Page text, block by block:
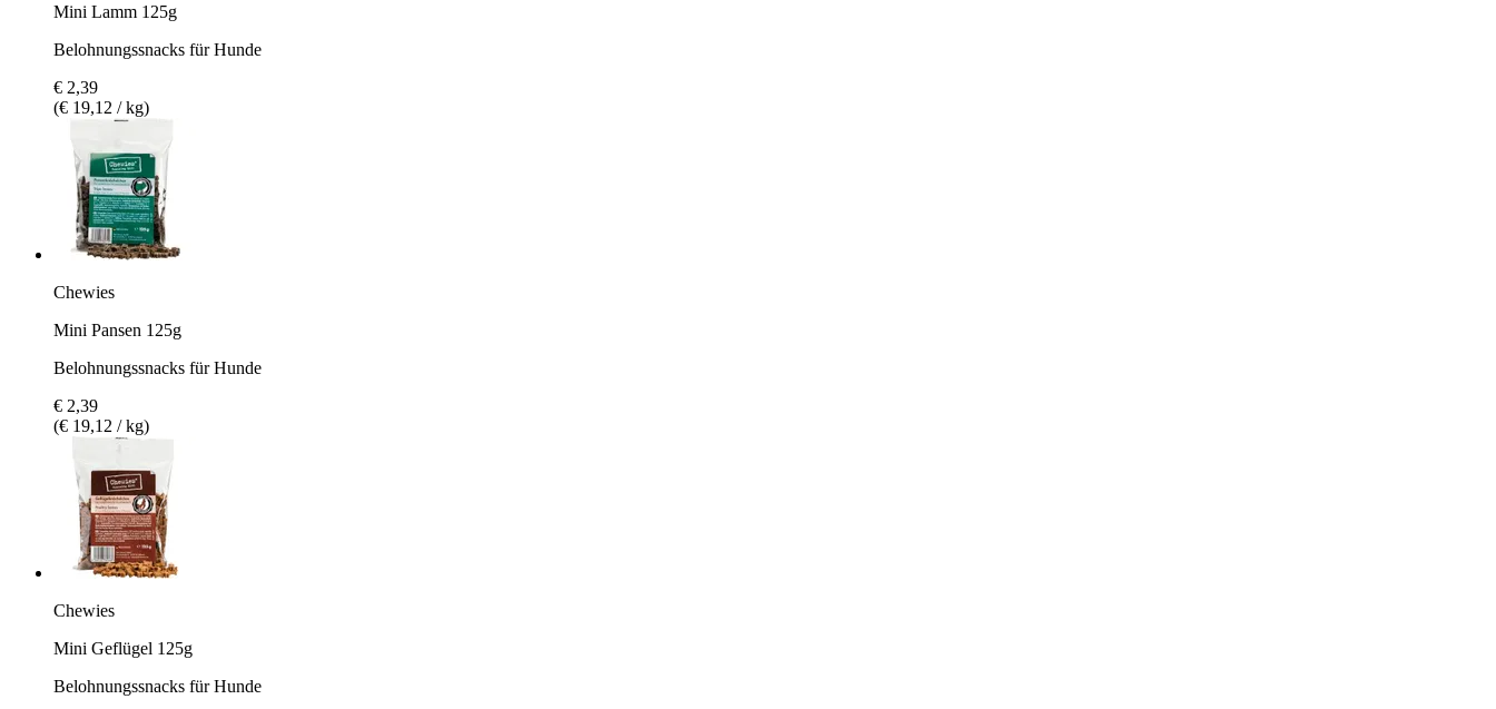
Mini Lamm 125g
Belohnungssnacks für Hunde
€ 2,39
(€ 19,12 / kg)
Chewies
Mini Pansen 125g
Belohnungssnacks für Hunde
€ 2,39
(€ 19,12 / kg)
Chewies
Mini Geflügel 125g
Belohnungssnacks für Hunde